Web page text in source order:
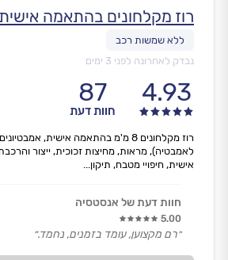
רוז מקלחונים בהתאמה אישית
נבדק לאחרונה לפני 3 ימים
4.93
87
חוות דעת
רוז מקלחונים 8 מ'מ בהתאמה אישית,
לאמבטיה), מראות, מחיצות זכוכית, ייצור
אישית, חיפויי מטבח, תיקון...
חוות דעת של אנסטסיה
5.00
״רם מקצוען, עומד בזמנים, נחמד.״